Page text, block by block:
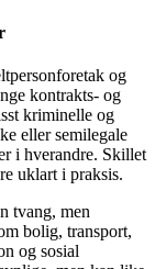
og
kontrakts- og
kriminelle og
eller semilegale
i hverandre. Skillet
uklart i praksis.
tvang, men
bolig, transport,
og sosial